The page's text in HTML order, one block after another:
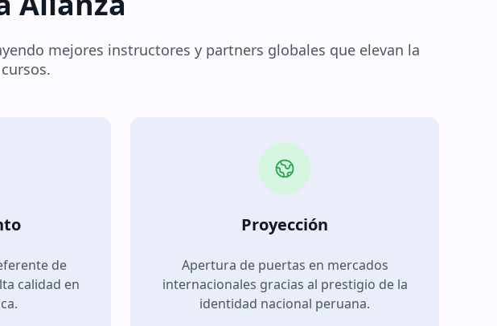
mejores instructores y partners globales que elevan la
de
calidad en
Proyección
Apertura de puertas en mercados
internacionales gracias al prestigio de la
identidad nacional peruana.